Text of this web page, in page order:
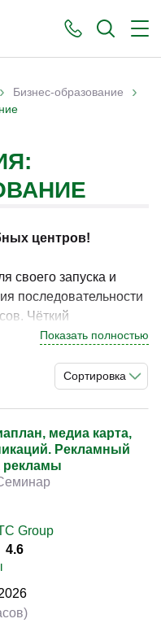
› Бизнес-образование ›
центров!
своего запуска и
последовательности
Чёткий
её подготовки и
в себя выбор
продвижения, расчёт
подобной
задача для
Чтобы
профильные
необходимый для
Показать полностью
Сортировка
медиа карта,
Рекламный
рекламы
Group
4.6